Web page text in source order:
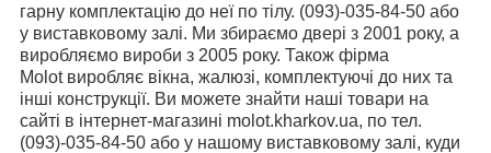
гарну комплектацію до неї по тілу. (093)-035-84-50 або
у виставковому залі. Ми збираємо двері з 2001 року, а
виробляємо вироби з 2005 року. Також фірма
Molot виробляє вікна, жалюзі, комплектуючі до них та
інші конструкції. Ви можете знайти наші товари на
сайті в інтернет-магазині molot.kharkov.ua, по тел.
(093)-035-84-50 або у нашому виставковому залі, куди